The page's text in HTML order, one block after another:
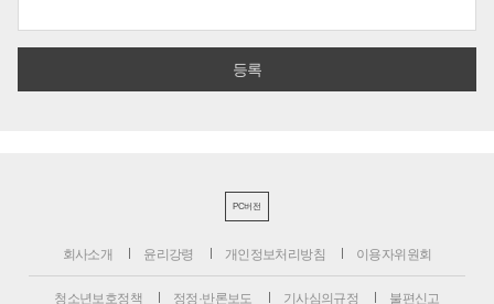
PC버전
회사소개 윤리강령 개인정보처리방침 이용자위원회
청소년보호정책 정정·반론보도 기사심의규정 불편신고